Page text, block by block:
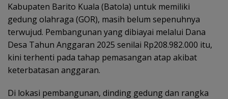
Kabupaten Barito Kuala (Batola) untuk memiliki
gedung olahraga (GOR), masih belum sepenuhnya
terwujud. Pembangunan yang dibiayai melalui Dana
Desa Tahun Anggaran 2025 senilai Rp208.982.000 itu,
kini terhenti pada tahap pemasangan atap akibat
keterbatasan anggaran.
Di lokasi pembangunan, dinding gedung dan rangka